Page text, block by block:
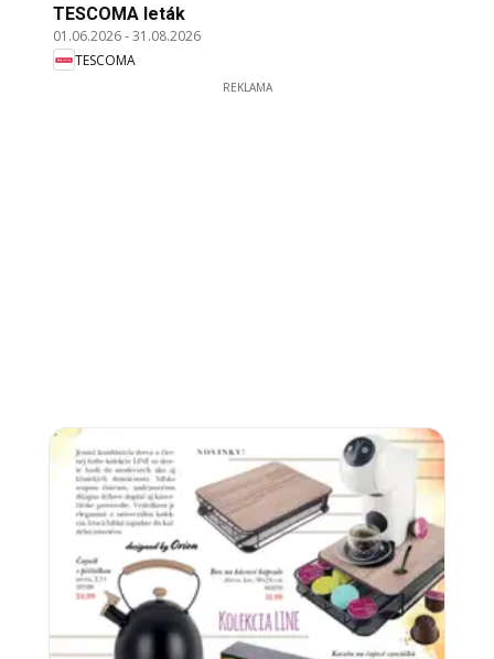
TESCOMA leták
01.06.2026-31.08.2026
TESCOMA
REKLAMA